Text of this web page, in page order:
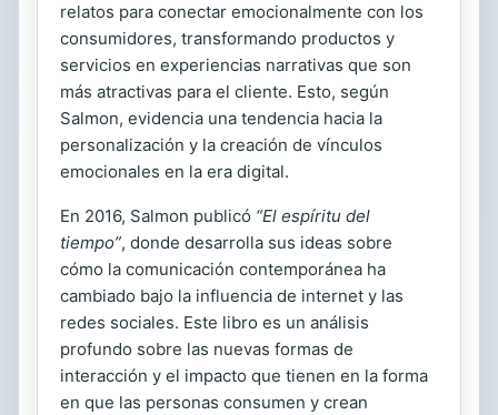
relatos para conectar emocionalmente con los
consumidores, transformando productos y
servicios en experiencias narrativas que son
más atractivas para el cliente. Esto, según
Salmon, evidencia una tendencia hacia la
personalización y la creación de vínculos
emocionales en la era digital.
En 2016, Salmon publicó “El espíritu del
tiempo”, donde desarrolla sus ideas sobre
cómo la comunicación contemporánea ha
cambiado bajo la influencia de internet y las
redes sociales. Este libro es un análisis
profundo sobre las nuevas formas de
interacción y el impacto que tienen en la forma
en que las personas consumen y crean